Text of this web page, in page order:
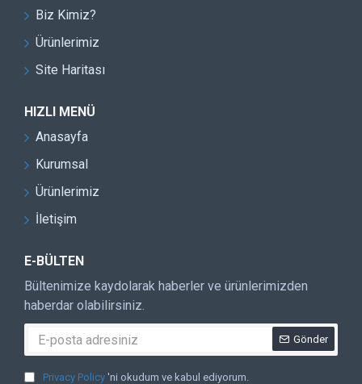
Biz Kimiz?
Ürünlerimiz
Site Haritası
HIZLI MENÜ
Anasayfa
Kurumsal
Ürünlerimiz
İletişim
E-BÜLTEN
Bültenimize kaydolarak haberler ve ürünlerimizden
haberdar olabilirsiniz.
Gönder
Privacy Policy 'ni okudum ve kabul ediyorum.